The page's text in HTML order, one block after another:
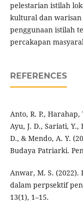
pelestarian istilah
kultural dan warisan
penggunaan istilah
percakapan
REFERENCES
Anto, R. P.,
Ayu, J. D., Sariati,
D., & Mendo, A. Y.
Budaya Patriarki.
Anwar, M. S.
dalam perpsektif
13(1), 1–15.